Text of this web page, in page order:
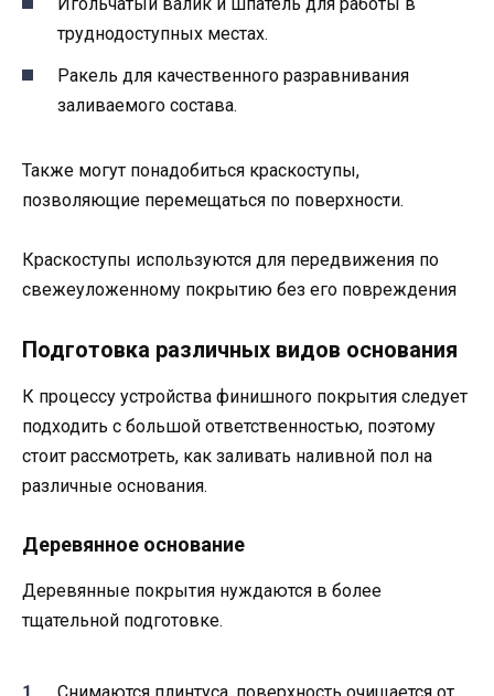
труднодоступных местах.
Ракель для качественного разравнивания
заливаемого состава.
Также могут понадобиться краскоступы,
позволяющие перемещаться по поверхности.
Краскоступы используются для передвижения по
свежеуложенному покрытию без его повреждения
Подготовка различных видов основания
К процессу устройства финишного покрытия следует
подходить с большой ответственностью, поэтому
стоит рассмотреть, как заливать наливной пол на
различные основания.
Деревянное основание
Деревянные покрытия нуждаются в более
тщательной подготовке.